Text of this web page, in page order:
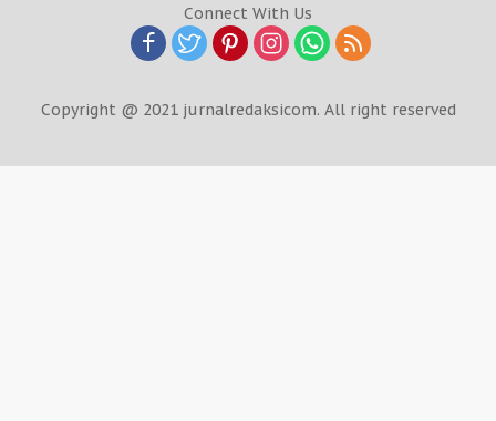
Connect With Us
Copyright @ 2021 jurnalredaksicom. All right reserved